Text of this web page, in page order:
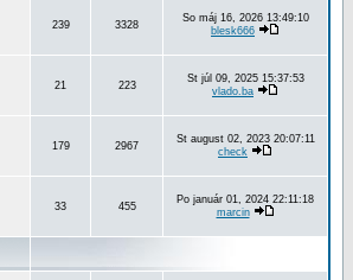
239 3328
So máj 16, 2026 13:49:10
blesk666
21 223
St júl 09, 2025 15:37:53
vlado.ba
179 2967
St august 02, 2023 20:07:11
check
33 455
Po január 01, 2024 22:11:18
marcin